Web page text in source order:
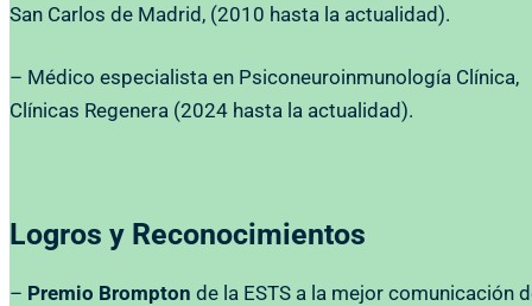
San Carlos de Madrid, (2010 hasta la actualidad).
– Médico especialista en Psiconeuroinmunología Clínica,
Clínicas Regenera (2024 hasta la actualidad).
Logros y Reconocimientos
– Premio Brompton de la ESTS a la mejor comunicación